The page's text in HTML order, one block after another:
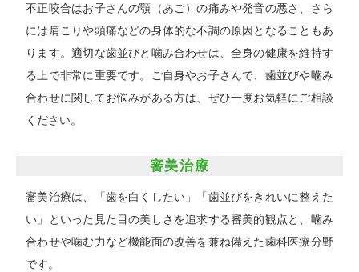
不正咬合はお子さんの顎（あご）の痛みや発音の悪さ、さら
には肩こりや頭痛などの身体的な不調の原因となることもあ
ります。適切な歯並びと噛み合わせは、全身の健康を維持す
る上で非常に重要です。ご自身やお子さんで、歯並びや噛み
合わせに関してお悩みがある方は、ぜひ一度お気軽にご相談
ください。
審美治療
審美治療は、「歯を白くしたい」「歯並びをきれいに整えた
い」といった見た目の美しさを追求する審美的観点と、噛み
合わせや噛む力など機能面の改善を兼ね備えた歯科医療分野
です。